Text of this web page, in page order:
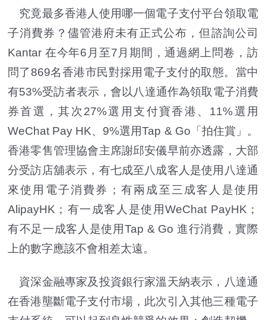
究竟最多香港人使用哪一個電子支付平台領取電
子消費券？儘管港府未有正式公布，但諮詢公司
Kantar 在今年6月至7月期間，通過網上問卷，訪
問了869名香港市民對採用電子支付的取態。當中
有53%受訪者表示，會以八達通作為領取電子消費
券首選，其次27%選用支付寶香港、11%選用
WeChat Pay HK、9%選用Tap & Go「拍住賞」。
香港零售管理協會主席謝邱安儀早前亦透露，大部
分受訪店舖表示，有七成至八成客人是使用八達通
來使用電子消費券；有兩成至三成客人是使用
AlipayHK；有一成客人是使用WeChat PayHK；
有不足一成客人是使用Tap & Go 進行消費，實際
上的數字應該不會相差太遠。
資深金融專家及投資銀行家溫天納表示，八達通
在香港壟斷電子支付市場，此次引入其他三種電子